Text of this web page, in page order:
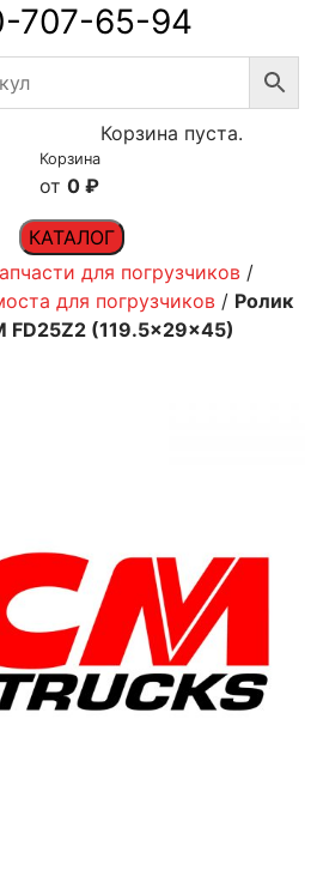
707-65-94
Корзина
0 ₽
Корзина пуста.
КАТАЛОГ
для погрузчиков /
для погрузчиков / Ролик
FD25Z2 (119.5x29x45)